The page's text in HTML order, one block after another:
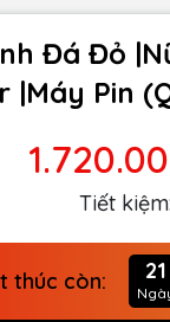
Đá Đỏ
|Máy Pin
Tiết kiệm:
thúc còn: 21